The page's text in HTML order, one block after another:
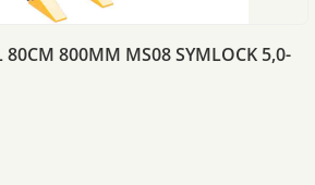
80CM 800MM MS08 SYMLOCK 5,0-